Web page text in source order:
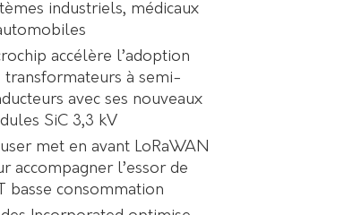
industriels, médicaux
accélère l’adoption
transformateurs à semi-
avec ses nouveaux
SiC 3,3 kV
met en avant LoRaWAN
accompagner l’essor de
basse consommation